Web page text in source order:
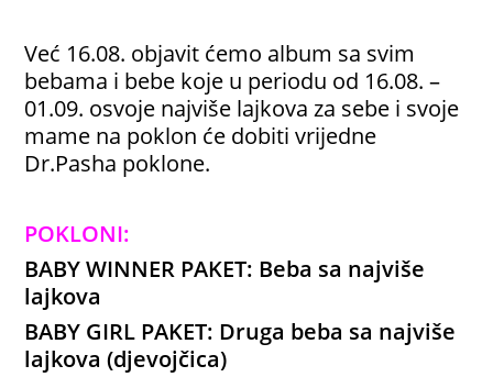
Već 16.08. objavit ćemo album sa svim
bebama i bebe koje u periodu od 16.08. –
01.09. osvoje najviše lajkova za sebe i svoje
mame na poklon će dobiti vrijedne
Dr.Pasha poklone.
POKLONI:
BABY WINNER PAKET: Beba sa najviše
lajkova
BABY GIRL PAKET: Druga beba sa najviše
lajkova (djevojčica)